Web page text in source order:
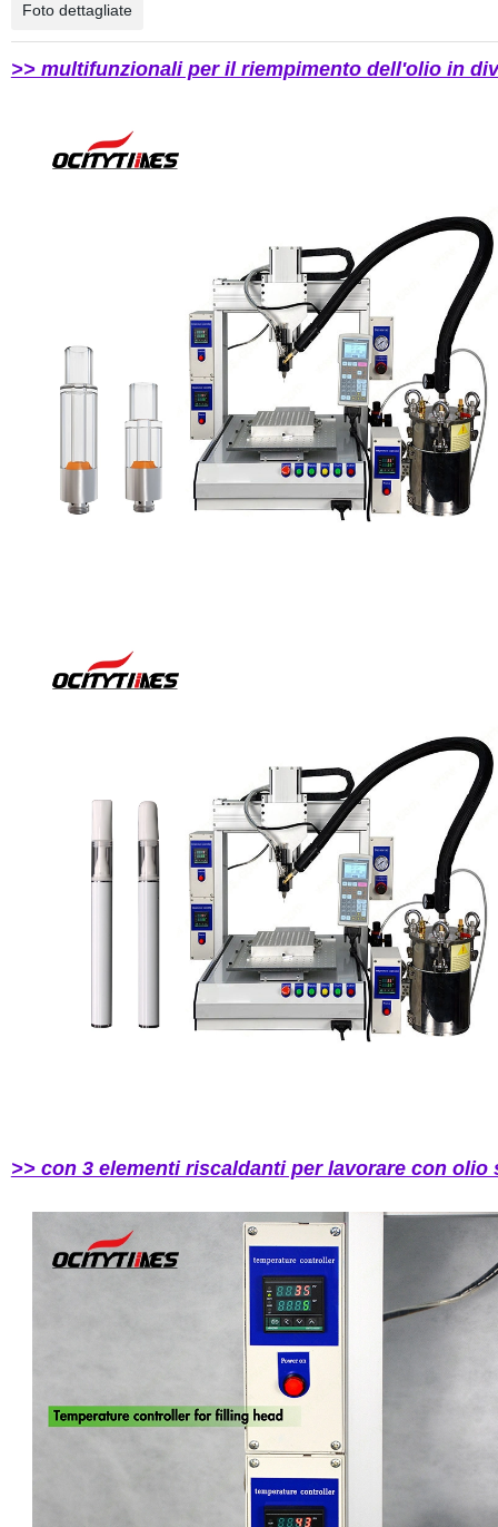
Foto dettagliate
>> multifunzionali per il riempimento dell'olio in
>> con 3 elementi riscaldanti per lavorare con olio